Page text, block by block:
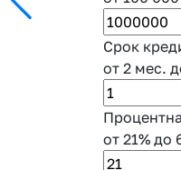
Срок
от 2 мес.
от 21% до